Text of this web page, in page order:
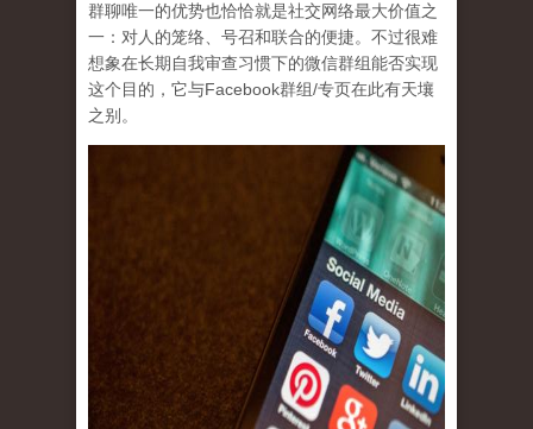
群聊唯一的优势也恰恰就是社交网络最大价值之
一：对人的笼络、号召和联合的便捷。不过很难
想象在长期自我审查习惯下的微信群组能否实现
这个目的，它与Facebook群组/专页在此有天壤
之别。